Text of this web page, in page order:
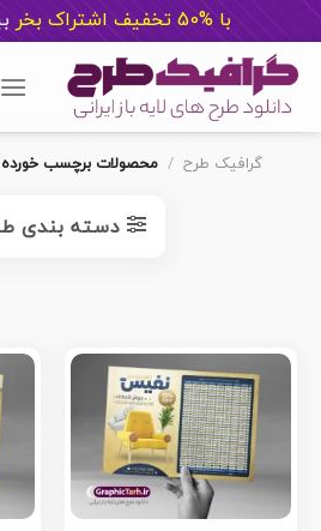
با %50 تخفیف اشتراک بخر ب
content
گرافیک طرح / محصولات برچسب خورده
دسته بندی